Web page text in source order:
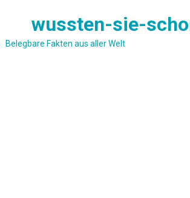
wussten-sie-
Belegbare Fakten aus aller Welt